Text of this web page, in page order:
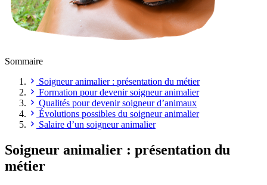
Sommaire
Soigneur animalier : présentation du métier
Formation pour devenir soigneur animalier
Qualités pour devenir soigneur d’animaux
Évolutions possibles du soigneur animalier
Salaire d’un soigneur animalier
Soigneur animalier : présentation du
métier